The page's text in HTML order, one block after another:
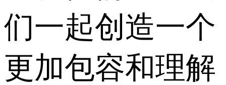
们一起创造一个
更加包容和理解